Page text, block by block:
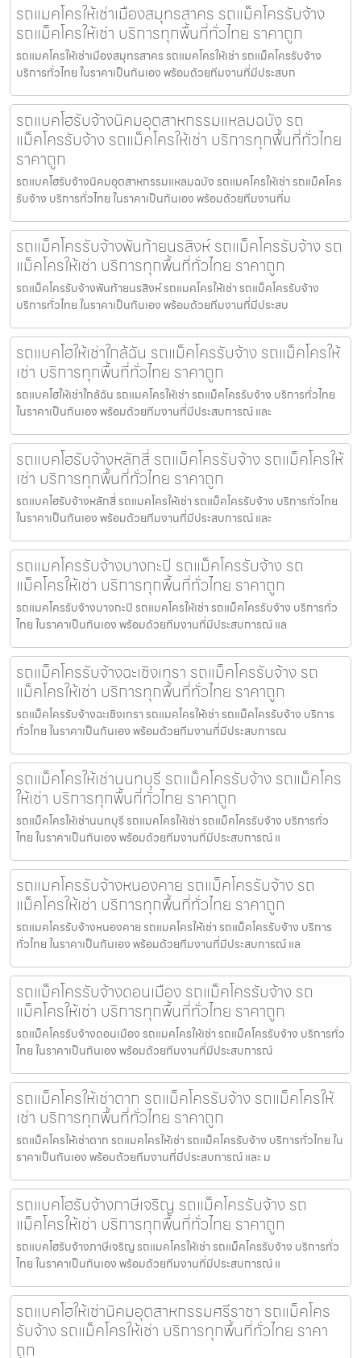
รถแมคโครให้เช่าเมืองสมุทรสาคร รถแม็คโครรับจ้าง
รถแม็คโครให้เช่า บริการทุกพื้นที่ทั่วไทย ราคาถูก
รถแมคโครให้เช่าเมืองสมุทรสาคร รถแมคโครให้เช่า รถแม็คโครรับจ้าง
บริการทั่วไทย ในราคาเป็นกันเอง พร้อมด้วยทีมงานที่มีประสบก
รถแบคโฮรับจ้างนิคมอุตสาหกรรมแหลมฉบัง รถ
แม็คโครรับจ้าง รถแม็คโครให้เช่า บริการทุกพื้นที่ทั่วไทย
ราคาถูก
รถแบคโฮรับจ้างนิคมอุตสาหกรรมแหลมฉบัง รถแมคโครให้เช่า รถแม็คโคร
รับจ้าง บริการทั่วไทย ในราคาเป็นกันเอง พร้อมด้วยทีมงานที่ม
รถแม็คโครรับจ้างพันท้ายนรสิงห์ รถแม็คโครรับจ้าง รถ
แม็คโครให้เช่า บริการทุกพื้นที่ทั่วไทย ราคาถูก
รถแม็คโครรับจ้างพันท้ายนรสิงห์ รถแมคโครให้เช่า รถแม็คโครรับจ้าง
บริการทั่วไทย ในราคาเป็นกันเอง พร้อมด้วยทีมงานที่มีประสบ
รถแบคโฮให้เช่าใกล้ฉัน รถแม็คโครรับจ้าง รถแม็คโครให้
เช่า บริการทุกพื้นที่ทั่วไทย ราคาถูก
รถแบคโฮให้เช่าใกล้ฉัน รถแมคโครให้เช่า รถแม็คโครรับจ้าง บริการทั่วไทย
ในราคาเป็นกันเอง พร้อมด้วยทีมงานที่มีประสบการณ์ และ
รถแบคโฮรับจ้างหลักสี่ รถแม็คโครรับจ้าง รถแม็คโครให้
เช่า บริการทุกพื้นที่ทั่วไทย ราคาถูก
รถแบคโฮรับจ้างหลักสี่ รถแมคโครให้เช่า รถแม็คโครรับจ้าง บริการทั่วไทย
ในราคาเป็นกันเอง พร้อมด้วยทีมงานที่มีประสบการณ์ และ
รถแมคโครรับจ้างบางกะปิ รถแม็คโครรับจ้าง รถ
แม็คโครให้เช่า บริการทุกพื้นที่ทั่วไทย ราคาถูก
รถแมคโครรับจ้างบางกะปิ รถแมคโครให้เช่า รถแม็คโครรับจ้าง บริการทั่ว
ไทย ในราคาเป็นกันเอง พร้อมด้วยทีมงานที่มีประสบการณ์ แล
รถแม็คโครรับจ้างฉะเชิงเทรา รถแม็คโครรับจ้าง รถ
แม็คโครให้เช่า บริการทุกพื้นที่ทั่วไทย ราคาถูก
รถแม็คโครรับจ้างฉะเชิงเทรา รถแมคโครให้เช่า รถแม็คโครรับจ้าง บริการ
ทั่วไทย ในราคาเป็นกันเอง พร้อมด้วยทีมงานที่มีประสบการณ
รถแม็คโครให้เช่านนทบุรี รถแม็คโครรับจ้าง รถแม็คโคร
ให้เช่า บริการทุกพื้นที่ทั่วไทย ราคาถูก
รถแม็คโครให้เช่านนทบุรี รถแมคโครให้เช่า รถแม็คโครรับจ้าง บริการทั่ว
ไทย ในราคาเป็นกันเอง พร้อมด้วยทีมงานที่มีประสบการณ์ แ
รถแมคโครรับจ้างหนองคาย รถแม็คโครรับจ้าง รถ
แม็คโครให้เช่า บริการทุกพื้นที่ทั่วไทย ราคาถูก
รถแมคโครรับจ้างหนองคาย รถแมคโครให้เช่า รถแม็คโครรับจ้าง บริการ
ทั่วไทย ในราคาเป็นกันเอง พร้อมด้วยทีมงานที่มีประสบการณ์ แล
รถแม็คโครรับจ้างดอนเมือง รถแม็คโครรับจ้าง รถ
แม็คโครให้เช่า บริการทุกพื้นที่ทั่วไทย ราคาถูก
รถแม็คโครรับจ้างดอนเมือง รถแมคโครให้เช่า รถแม็คโครรับจ้าง บริการทั่ว
ไทย ในราคาเป็นกันเอง พร้อมด้วยทีมงานที่มีประสบการณ์
รถแม็คโครให้เช่าตาก รถแม็คโครรับจ้าง รถแม็คโครให้
เช่า บริการทุกพื้นที่ทั่วไทย ราคาถูก
รถแม็คโครให้เช่าตาก รถแมคโครให้เช่า รถแม็คโครรับจ้าง บริการทั่วไทย ใน
ราคาเป็นกันเอง พร้อมด้วยทีมงานที่มีประสบการณ์ และ ม
รถแบคโฮรับจ้างภาษีเจริญ รถแม็คโครรับจ้าง รถ
แม็คโครให้เช่า บริการทุกพื้นที่ทั่วไทย ราคาถูก
รถแบคโฮรับจ้างภาษีเจริญ รถแมคโครให้เช่า รถแม็คโครรับจ้าง บริการทั่ว
ไทย ในราคาเป็นกันเอง พร้อมด้วยทีมงานที่มีประสบการณ์ แ
รถแบคโฮให้เช่านิคมอุตสาหกรรมศรีราชา รถแม็คโคร
รับจ้าง รถแม็คโครให้เช่า บริการทุกพื้นที่ทั่วไทย ราคา
ถูก